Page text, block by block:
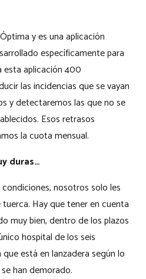
y es una aplicación
específicamente para
esta aplicación 400
las incidencias que se vayan
y detectaremos las que no se
Esos retrasos
la cuota mensual.
duras…
nosotros solo les
Hay que tener en cuenta
muy bien, dentro de los plazos
hospital de los seis
está en lanzadera según lo
han demorado.